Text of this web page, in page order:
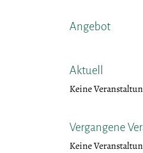
Angebot
Aktuell
Keine
Vergangene
Keine